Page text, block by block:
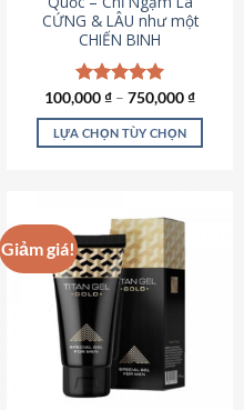
trên
trang
sản
phẩm
CỨNG & LÂU như một
CHIẾN BINH
Được xếp
hạng5.00
5 sao
100,000₫ – 750,000₫
LỰA CHỌN TÙY CHỌN
có
nhiều
biến
tùy
chọn
có
Giảm giá!